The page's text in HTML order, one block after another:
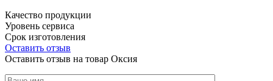
Качество продукции
Уровень сервиса
Срок изготовления
Оставить отзыв
Оставить отзыв на товар Оксия